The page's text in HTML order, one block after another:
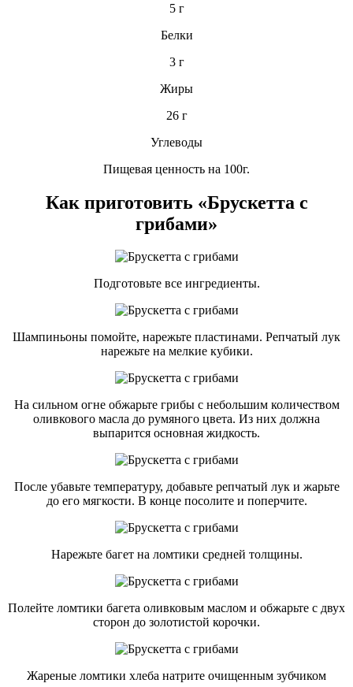
5 г
Белки
3 г
Жиры
26 г
Углеводы
Пищевая ценность на 100г.
Как приготовить «Брускетта с
грибами»
Подготовьте все ингредиенты.
Шампиньоны помойте, нарежьте пластинами. Репчатый лук
нарежьте на мелкие кубики.
На сильном огне обжарьте грибы с небольшим количеством
оливкового масла до румяного цвета. Из них должна
выпарится основная жидкость.
После убавьте температуру, добавьте репчатый лук и жарьте
до его мягкости. В конце посолите и поперчите.
Нарежьте багет на ломтики средней толщины.
Полейте ломтики багета оливковым маслом и обжарьте с двух
сторон до золотистой корочки.
Жареные ломтики хлеба натрите очищенным зубчиком